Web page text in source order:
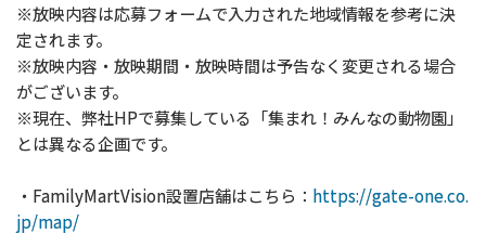
※放映内容は応募フォームで入力された地域情報を参考に決
定されます。
※放映内容・放映期間・放映時間は予告なく変更される場合
がございます。
※現在、弊社HPで募集している「集まれ！みんなの動物園」
とは異なる企画です。
・FamilyMartVision設置店舗はこちら： https://gate-one.co.
jp/map/